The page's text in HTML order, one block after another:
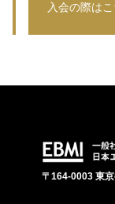
入会の際は
〒164-0003 東